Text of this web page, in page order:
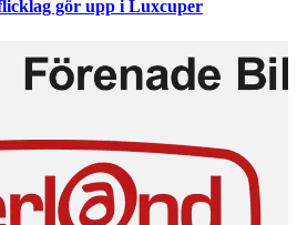
gör upp i Luxcuper